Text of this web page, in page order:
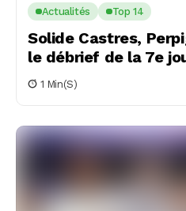
Actualités Top 14
Solide Castres,
le débrief de la 7e
1 Min(s)